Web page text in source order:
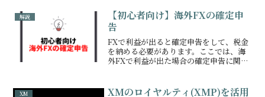
解説
【初心者向け】海外FXの確定申
告
FXで利益が出ると確定申告をして、税金
を納める必要があります。ここでは、海
外FXで利益が出た場合の確定申告に関す
XM
XMのロイヤルティ(XMP)を活用